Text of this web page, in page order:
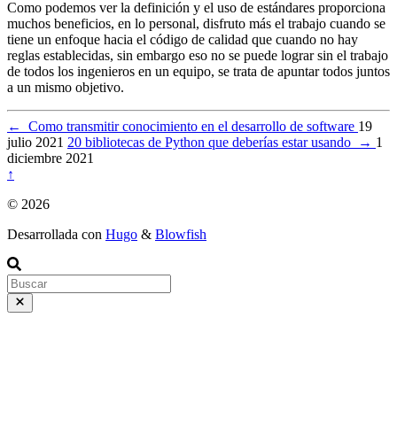
Como podemos ver la definición y el uso de estándares proporciona
muchos beneficios, en lo personal, disfruto más el trabajo cuando se
tiene un enfoque hacia el código de calidad que cuando no hay
reglas establecidas, sin embargo eso no se puede lograr sin el trabajo
de todos los ingenieros en un equipo, se trata de apuntar todos juntos
a un mismo objetivo.
← Como transmitir conocimiento en el desarrollo de software 19
julio 2021 20 bibliotecas de Python que deberías estar usando → 1
diciembre 2021
↑
© 2026
Desarrollada con Hugo & Blowfish